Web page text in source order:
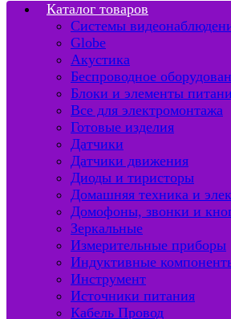
Каталог товаров
Системы
Globe
Акустика
Беспроводное
Блоки и элементы
Все для электромонтажа
Готовые изделия
Датчики
Датчики движения
Диоды и тиристоры
Домашняя техника и
Домофоны, звонки и
Зеркальные
Измерительные приборы
Индуктивные
Инструмент
Источники питания
Кабель Провод